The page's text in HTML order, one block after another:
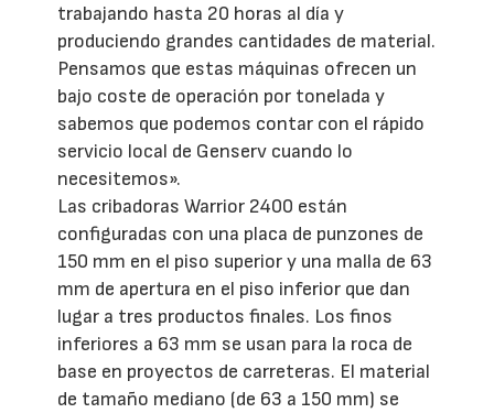
trabajando hasta 20 horas al día y
produciendo grandes cantidades de material.
Pensamos que estas máquinas ofrecen un
bajo coste de operación por tonelada y
sabemos que podemos contar con el rápido
servicio local de Genserv cuando lo
necesitemos».
Las cribadoras Warrior 2400 están
configuradas con una placa de punzones de
150 mm en el piso superior y una malla de 63
mm de apertura en el piso inferior que dan
lugar a tres productos finales. Los finos
inferiores a 63 mm se usan para la roca de
base en proyectos de carreteras. El material
de tamaño mediano (de 63 a 150 mm) se